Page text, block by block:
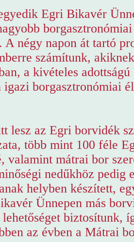
Egri Bikavér
A négy napon át tartó
számítunk,
a kivételes
igazi borgasztronómiai
lesz az Egri borvidék
több mint 100 féle
valamint mátrai bor
nedűkhöz pedig
helyben készített,
Ünnepen más
biztosítunk,
az évben a Mátrai